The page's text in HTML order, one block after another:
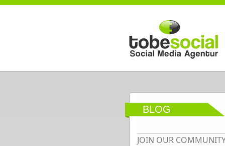
Direkt zum Inhalt
BLOG
JOIN OUR